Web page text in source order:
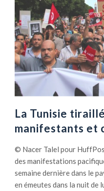
La Tunisie
manifestants et
© Nacer Talel pour
des manifestations
semaine dernière dans le
en émeutes dans la nuit de